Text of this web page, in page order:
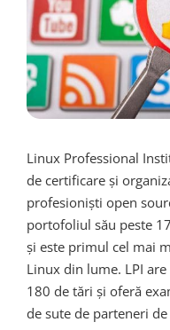
Linux Professional
de certificare și
profesioniști open
portofoliul său peste
și este primul cel mai
Linux din lume. LPI
180 de tări și oferă
de sute de parteneri